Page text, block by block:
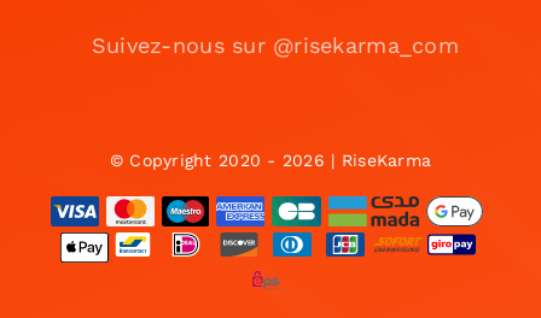
Suivez-nous sur @risekarma_com
© Copyright 2020 - 2026 | RiseKarma